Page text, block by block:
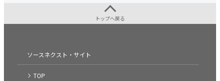
トップへ戻る
ソースネクスト・サイト
TOP